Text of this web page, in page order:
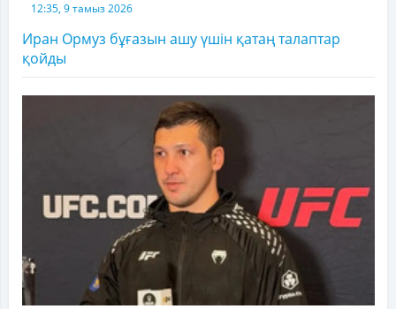
12:35, 9 тамыз 2026
Иран Ормуз бұғазын ашу үшін қатаң талаптар
қойды